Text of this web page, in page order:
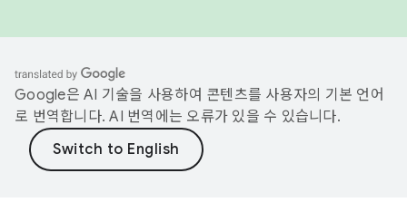
Google은 AI 기술을 사용하여 콘텐츠를 사용자의 기본 언어
로 번역합니다. AI 번역에는 오류가 있을 수 있습니다.